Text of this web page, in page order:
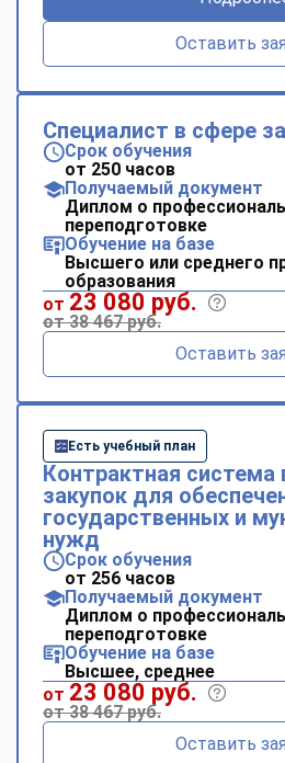
Оставить
Специалист в сфере
Срок обучения
от 250 часов
Получаемый документ
Диплом о
переподготовке
Обучение на базе
Высшего или среднего
образования
от 23 080 руб.
от 38 467 руб.
Оставить
Есть учебный план
Контрактная система
закупок для
государственных и
нужд
Срок обучения
от 256 часов
Получаемый документ
Диплом о
переподготовке
Обучение на базе
Высшее, среднее
от 23 080 руб.
от 38 467 руб.
Оставить